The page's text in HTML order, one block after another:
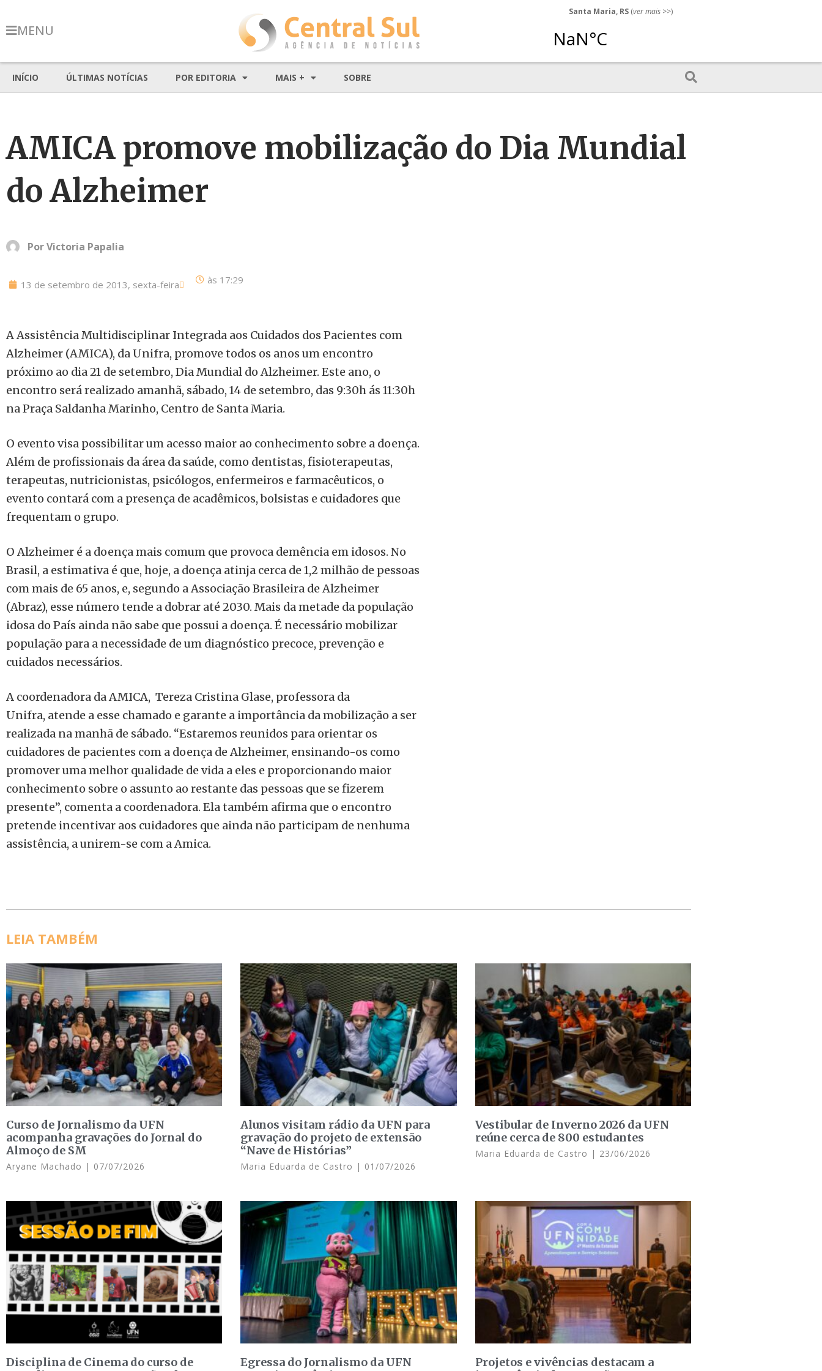
MENU
Santa Maria, RS (ver mais >>)
INÍCIO ÚLTIMAS NOTÍCIAS POR EDITORIA MAIS + SOBRE
AMICA promove mobilização do Dia Mundial
do Alzheimer
PorVictoria Papalia
13 de setembro de 2013, sexta-feira às 17:29
A Assistência Multidisciplinar Integrada aos Cuidados dos Pacientes com
Alzheimer (AMICA), da Unifra, promove todos os anos um encontro
próximo ao dia 21 de setembro, Dia Mundial do Alzheimer. Este ano, o
encontro será realizado amanhã, sábado, 14 de setembro, das 9:30h ás 11:30h
na Praça Saldanha Marinho, Centro de Santa Maria.
O evento visa possibilitar um acesso maior ao conhecimento sobre a doença.
Além de profissionais da área da saúde, como dentistas, fisioterapeutas,
terapeutas, nutricionistas, psicólogos, enfermeiros e farmacêuticos, o
evento contará com a presença de acadêmicos, bolsistas e cuidadores que
frequentam o grupo.
O Alzheimer é a doença mais comum que provoca demência em idosos. No
Brasil, a estimativa é que, hoje, a doença atinja cerca de 1,2 milhão de pessoas
com mais de 65 anos, e, segundo a Associação Brasileira de Alzheimer
(Abraz), esse número tende a dobrar até 2030. Mais da metade da população
idosa do País ainda não sabe que possui a doença. É necessário mobilizar
população para a necessidade de um diagnóstico precoce, prevenção e
cuidados necessários.
A coordenadora da AMICA, Tereza Cristina Glase, professora da
Unifra, atende a esse chamado e garante a importância da mobilização a ser
realizada na manhã de sábado. “Estaremos reunidos para orientar os
cuidadores de pacientes com a doença de Alzheimer, ensinando-os como
promover uma melhor qualidade de vida a eles e proporcionando maior
conhecimento sobre o assunto ao restante das pessoas que se fizerem
presente”, comenta a coordenadora. Ela também afirma que o encontro
pretende incentivar aos cuidadores que ainda não participam de nenhuma
assistência, a unirem-se com a Amica.
LEIA TAMBÉM
Curso de Jornalismo da UFN
acompanha gravações do Jornal do
Almoço de SM
Aryane Machado 07/07/2026
Alunos visitam rádio da UFN para
gravação do projeto de extensão
“Nave de Histórias”
Maria Eduarda de Castro 01/07/2026
Vestibular de Inverno 2026 da UFN
reúne cerca de 800 estudantes
Maria Eduarda de Castro 23/06/2026
Disciplina de Cinema do curso de
Egressa do Jornalismo da UFN
Projetos e vivências destacam a